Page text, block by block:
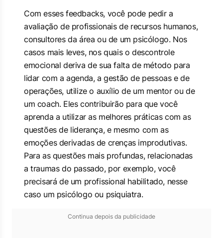
Com esses feedbacks, você pode pedir a
avaliação de profissionais de recursos humanos,
consultores da área ou de um psicólogo. Nos
casos mais leves, nos quais o descontrole
emocional deriva de sua falta de método para
lidar com a agenda, a gestão de pessoas e de
operações, utilize o auxílio de um mentor ou de
um coach. Eles contribuirão para que você
aprenda a utilizar as melhores práticas com as
questões de liderança, e mesmo com as
emoções derivadas de crenças improdutivas.
Para as questões mais profundas, relacionadas
a traumas do passado, por exemplo, você
precisará de um profissional habilitado, nesse
caso um psicólogo ou psiquiatra.
Continua depois da publicidade